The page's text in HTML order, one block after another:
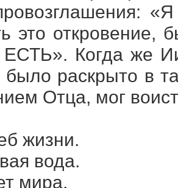
это
Когда же
раскрыто в
Отца, мог
жизни.
вода.
мира.